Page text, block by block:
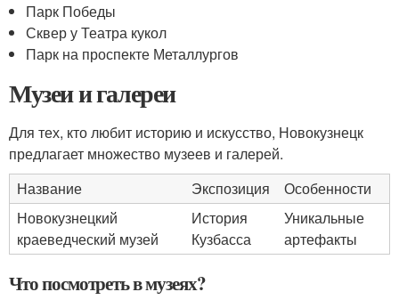
Парк Победы
Сквер у Театра кукол
Парк на проспекте Металлургов
Музеи и галереи
Для тех, кто любит историю и искусство, Новокузнецк
предлагает множество музеев и галерей.
Название
Экспозиция
Особенности
Новокузнецкий
краеведческий музей
История
Кузбасса
Уникальные
артефакты
Что посмотреть в музеях?